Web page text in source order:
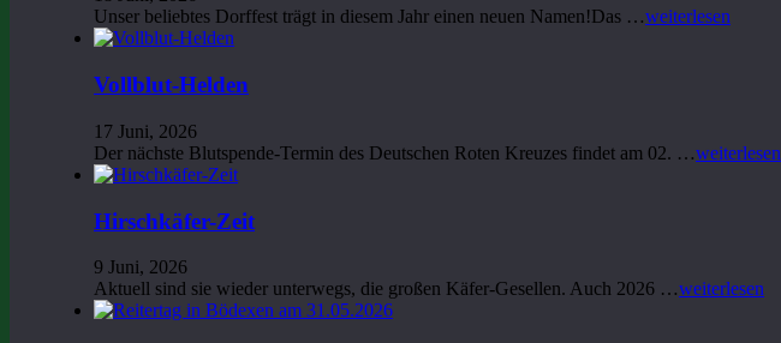
Unser beliebtes Dorffest trägt in diesem Jahr einen neuen Namen!Das …weiterlesen
Vollblut-Helden
17 Juni, 2026
Der nächste Blutspende-Termin des Deutschen Roten Kreuzes findet am 02. …weiterlesen
Hirschkäfer-Zeit
9 Juni, 2026
Aktuell sind sie wieder unterwegs, die großen Käfer-Gesellen. Auch 2026 …weiterlesen